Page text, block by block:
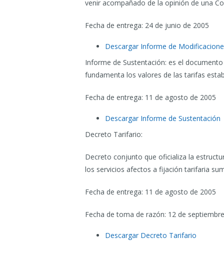
venir acompañado de la opinión de una
Fecha de entrega: 24 de junio de 2005
Descargar Informe de
Informe de Sustentación: es el
fundamenta los valores de las tarifas
Fecha de entrega: 11 de agosto de 2005
Descargar Informe de Sustentación
Decreto Tarifario:
Decreto conjunto que oficializa la
los servicios afectos a fijación tarifaria
Fecha de entrega: 11 de agosto de 2005
Fecha de toma de razón: 12 de
Descargar Decreto Tarifario